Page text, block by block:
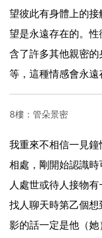
望彼此有身體上的
望是永遠存在的。
含了許多其他親密
等，這種情感會永遠
8樓：管朵景密
我重來不相信一見
相處，剛開始認識
人處世或待人接物
找人聊天時第乙個
影的話一定是他（